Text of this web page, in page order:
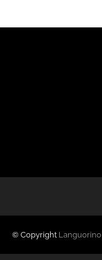
© Copyright Languorino